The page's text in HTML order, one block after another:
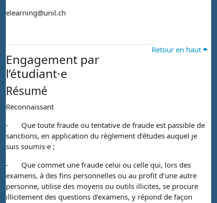
elearning@unil.ch
Retour en haut
Engagement par
l’étudiant·e
Résumé
Reconnaissant
-
Que toute fraude ou tentative de fraude est passible de
sanctions, en application du règlement d’études auquel je
suis soumis·e ;
-
Que commet une fraude celui ou celle qui, lors des
examens, à des fins personnelles ou au profit d’une autre
personne, utilise des moyens ou outils illicites, se procure
illicitement des questions d’examens, y répond de façon